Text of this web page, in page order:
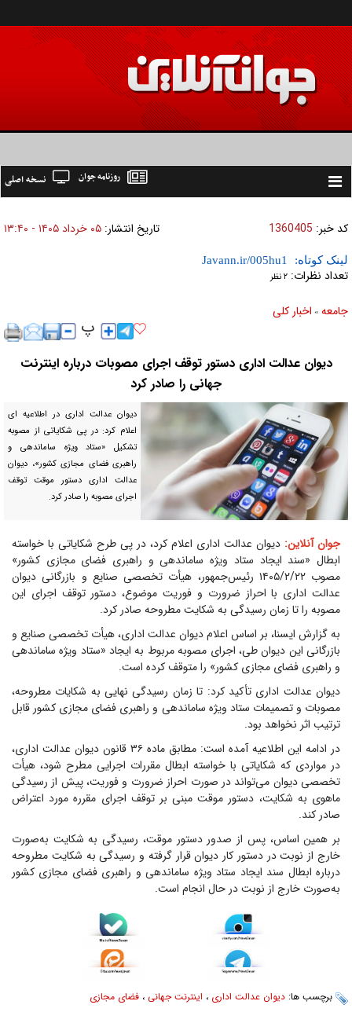
Toggle
نسخه اصلی روزنامه جوان
کد خبر: 1360405 تاریخ انتشار: ۰۵ خرداد ۱۴۰۵ - ۱۳:۴۰
لینک کوتاه:
تعداد نظرات: ۲ نظر
جامعه » اخبار كلی
دیوان عدالت اداری دستور توقف اجرای مصوبات درباره اینترنت
جهانی را صادر کرد
دیوان عدالت اداری در اطلاعیه ای
اعلام کرد: در پی شکایاتی از مصوبه
تشکیل «ستاد ویژه ساماندهی و
راهبری فضای مجازی کشور»، دیوان
عدالت اداری دستور موقت توقف
اجرای مصوبه را صادر کرد.
جوان آنلاین: دیوان عدالت اداری اعلام کرد، در پی طرح شکایاتی با خواسته
ابطال «سند ایجاد ستاد ویژه ساماندهی و راهبری فضای مجازی کشور»
مصوب ۱۴۰۵/۲/۲۲ رئیس‌جمهور، هیأت تخصصی صنایع و بازرگانی دیوان
عدالت اداری با احراز ضرورت و فوریت موضوع، دستور توقف اجرای این
مصوبه را تا زمان رسیدگی به شکایت مطروحه صادر کرد.
به گزارش ایسنا، بر اساس اعلام دیوان عدالت اداری، هیأت تخصصی صنایع و
بازرگانی این دیوان طی، اجرای مصوبه مربوط به ایجاد «ستاد ویژه ساماندهی
و راهبری فضای مجازی کشور» را متوقف کرده است.
دیوان عدالت اداری تأکید کرد: تا زمان رسیدگی نهایی به شکایات مطروحه،
مصوبات و تصمیمات ستاد ویژه ساماندهی و راهبری فضای مجازی کشور قابل
ترتیب اثر نخواهد بود.
در ادامه این اطلاعیه آمده است: مطابق ماده ۳۶ قانون دیوان عدالت اداری،
در مواردی که شکایاتی با خواسته ابطال مقررات اجرایی مطرح شود، هیأت
تخصصی دیوان می‌تواند در صورت احراز ضرورت و فوریت، پیش از رسیدگی
ماهوی به شکایت، دستور موقت مبنی بر توقف اجرای مقرره مورد اعتراض
صادر کند.
بر همین اساس، پس از صدور دستور موقت، رسیدگی به شکایت به‌صورت
خارج از نوبت در دستور کار دیوان قرار گرفته و رسیدگی به شکایت مطروحه
درباره ابطال سند ایجاد ستاد ویژه ساماندهی و راهبری فضای مجازی کشور
به‌صورت خارج از نوبت در حال انجام است.
برچسب ها: دیوان عدالت اداری ، اینترنت جهانی ، فضای مجازی